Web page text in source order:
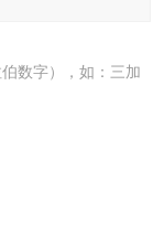
数字），如：三加